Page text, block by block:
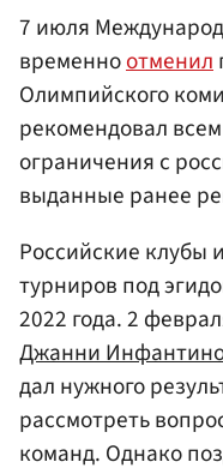
7 июля
временноотменил
Олимпийского
рекомендовал
ограничения с
выданные ранее
Российские клубы
турниров под
2022 года. 2
Джанни
дал нужного
рассмотреть
команд. Однако